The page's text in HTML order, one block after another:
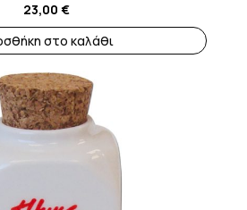
23,00 €
στο καλάθι